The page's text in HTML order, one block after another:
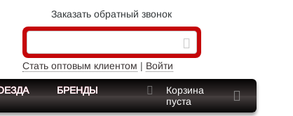
Заказать обратный звонок
Стать оптовым клиентом | Войти
БРЕНДЫ
Корзина
пуста